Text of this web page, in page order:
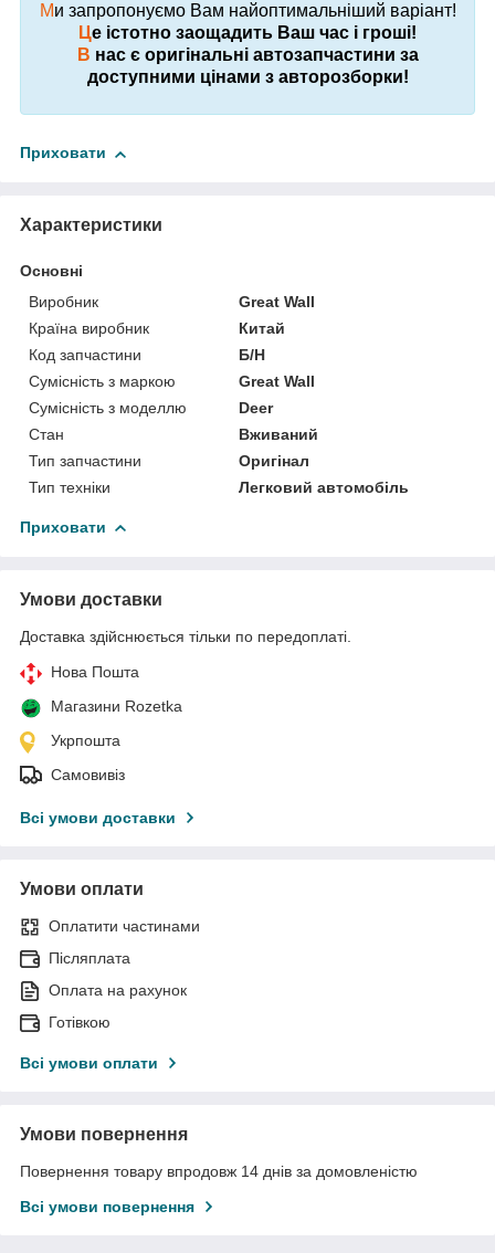
Ми запропонуємо Вам найоптимальніший варіант!
Це істотно заощадить Ваш час і гроші!
В нас є оригінальні автозапчастини за
доступними цінами з авторозборки!
Приховати
Характеристики
Основні
Виробник
Great Wall
Країна виробник
Китай
Код запчастини
Б/Н
Сумісність з маркою
Great Wall
Сумісність з моделлю
Deer
Стан
Вживаний
Тип запчастини
Оригінал
Тип техніки
Легковий автомобіль
Приховати
Умови доставки
Доставка здійснюється тільки по передоплаті.
Нова Пошта
Магазини Rozetka
Укрпошта
Самовивіз
Всі умови доставки
Умови оплати
Оплатити частинами
Післяплата
Оплата на рахунок
Готівкою
Всі умови оплати
Умови повернення
Повернення товару впродовж 14 днів за домовленістю
Всі умови повернення